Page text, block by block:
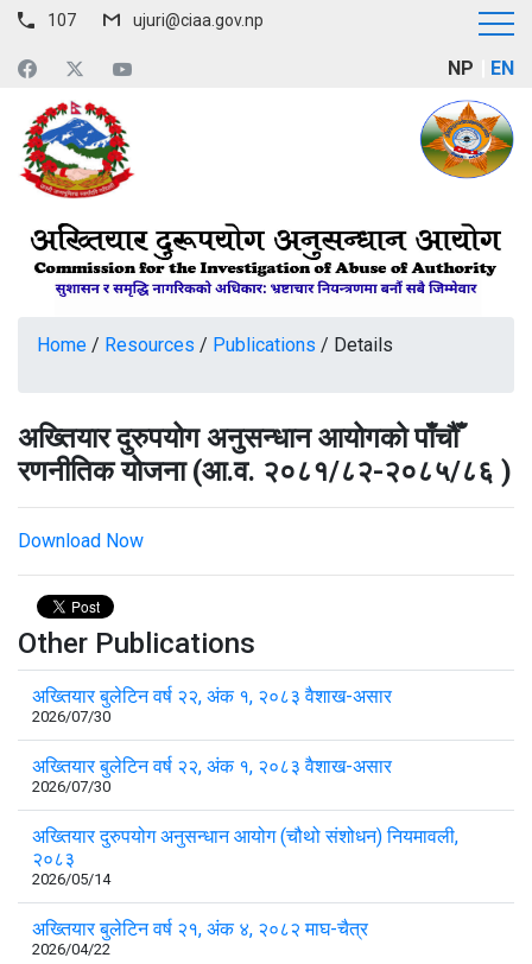
107 ujuri@ciaa.gov.np
NP EN
Home / Resources / Publications / Details
अख्तियार दुरुपयोग अनुसन्धान आयोगको पाँचौँ
रणनीतिक योजना (आ.व. २०८१/८२-२०८५/८६ )
Download Now
Other Publications
अख्तियार बुलेटिन वर्ष २२, अंक १, २०८३ वैशाख-असार
2026/07/30
अख्तियार बुलेटिन वर्ष २२, अंक १, २०८३ वैशाख-असार
2026/07/30
अख्तियार दुरुपयोग अनुसन्धान आयोग (चौथो संशोधन) नियमावली,
२०८३
2026/05/14
अख्तियार बुलेटिन वर्ष २१, अंक ४, २०८२ माघ-चैत्र
2026/04/22